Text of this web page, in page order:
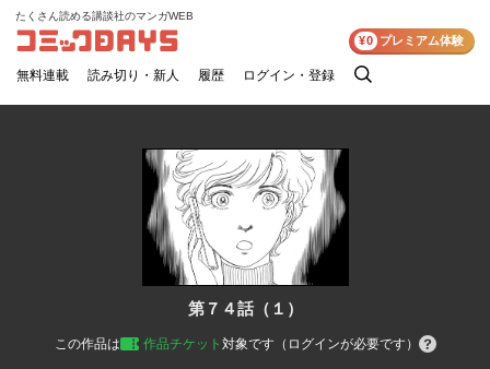
コミックDAYS
たくさん読める講談社のマンガWEB
無料連載 読み切り・新人 履歴 ログイン・登録
検
¥0 プレミアム体験
第７４話（１）
この作品は 作品チケット 対象です（ログインが必要です）